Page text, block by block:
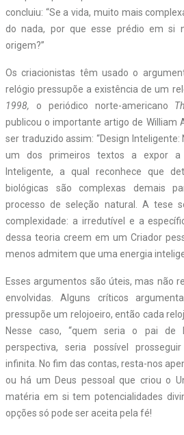
concluiu: “Se a vida, muito mais
do nada, por que esse prédio em si
origem?”
Os criacionistas têm usado o
relógio pressupõe a existência de um
1998, o periódico norte-americano
publicou o importante artigo de William
ser traduzido assim: “Design Inteligente:
um dos primeiros textos a expor
Inteligente, a qual reconhece que
biológicas são complexas demais
processo de seleção natural. A tese
complexidade: a irredutível e a
dessa teoria creem em um Criador
menos admitem que uma energia
Esses argumentos são úteis, mas não
envolvidas. Alguns críticos
pressupõe um relojoeiro, então cada
Nesse caso, “quem seria o pai de
perspectiva, seria possível
infinita. No fim das contas, resta-nos
ou há um Deus pessoal que criou o
matéria em si tem potencialidades
opções só pode ser aceita pela fé!